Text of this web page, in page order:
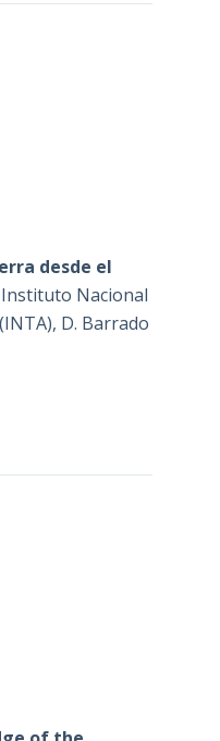
desde el
Nacional
D. Barrado